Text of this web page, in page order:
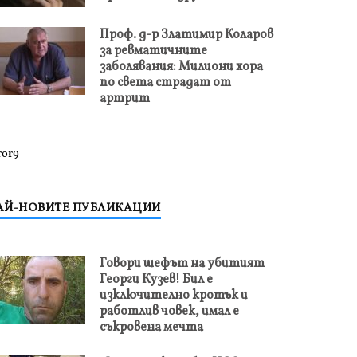
Проф. д-р Златимир Коларов
за ревматичните
заболявания: Милиони хора
по света страдат от
артрит
НОВИТЕ ПУБЛИКАЦИИ
Говори шефът на убитият
Георги Кузев! Бил е
изключително кротък и
работлив човек, имал е
съкровена мечта